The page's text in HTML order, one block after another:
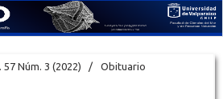
57 Núm. 3 (2022) / Obituario